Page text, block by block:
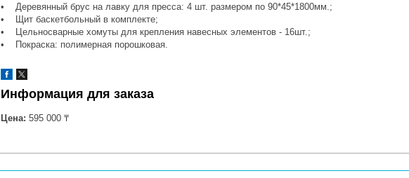
• Деревянный брус на лавку для пресса: 4 шт. размером по 90*45*1800мм.;
• Щит баскетбольный в комплекте;
• Цельносварные хомуты для крепления навесных элементов - 16шт.;
• Покраска: полимерная порошковая.
Информация для заказа
Цена: 595 000 ₸